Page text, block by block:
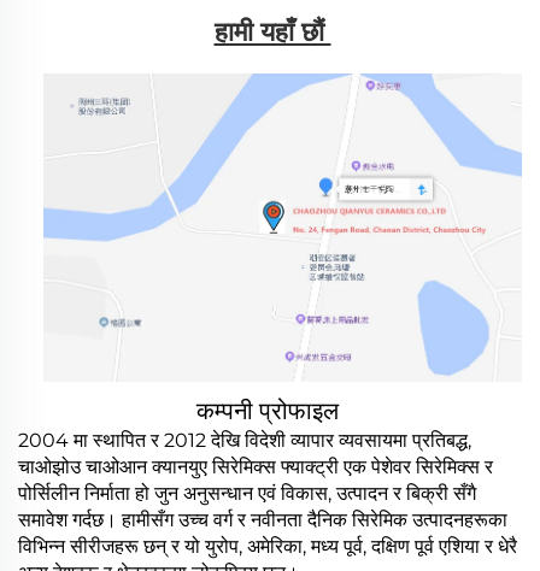
हामी यहाँ छौं
कम्पनी प्रोफाइल
2004 मा स्थापित र 2012 देखि विदेशी व्यापार व्यवसायमा प्रतिबद्ध,
चाओझोउ चाओआन क्यानयुए सिरेमिक्स फ्याक्ट्री एक पेशेवर सिरेमिक्स र
पोर्सिलीन निर्माता हो जुन अनुसन्धान एवं विकास, उत्पादन र बिक्री सँगै
समावेश गर्दछ। हामीसँग उच्च वर्ग र नवीनता दैनिक सिरेमिक उत्पादनहरूका
विभिन्न सीरीजहरू छन् र यो युरोप, अमेरिका, मध्य पूर्व, दक्षिण पूर्व एशिया र धेरै